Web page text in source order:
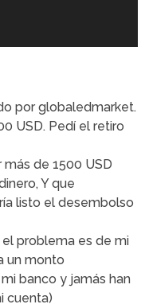
por globaledmarket.
USD. Pedí el retiro
de 1500 USD
Y que
listo el desembolso
problema es de mi
un monto
banco y jamás han
cuenta)